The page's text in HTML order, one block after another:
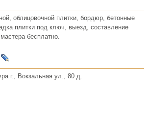
облицовочной плитки, бордюр, бетонные
плитки под ключ, выезд, составление
бесплатно.
г., Вокзальная ул., 80 д.